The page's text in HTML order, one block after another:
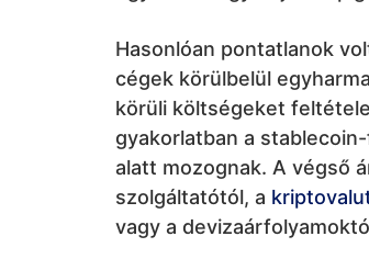
Hasonlóan pontatlanok
cégek körülbelül
körüli költségeket
gyakorlatban a
alatt mozognak. A végső
szolgáltatótól, a
vagy a